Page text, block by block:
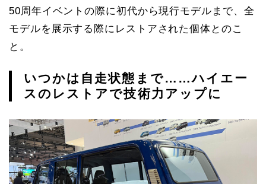
50周年イベントの際に初代から現行モデルまで、全
モデルを展示する際にレストアされた個体とのこ
と。
いつかは自走状態まで……ハイエー
スのレストアで技術力アップに